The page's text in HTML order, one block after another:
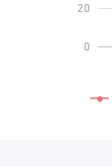
0
20